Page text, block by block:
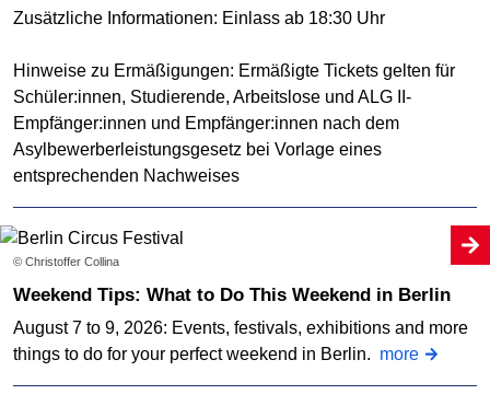
Zusätzliche Informationen: Einlass ab 18:30 Uhr
Hinweise zu Ermäßigungen: Ermäßigte Tickets gelten für
Schüler:innen, Studierende, Arbeitslose und ALG II-
Empfänger:innen und Empfänger:innen nach dem
Asylbewerberleistungsgesetz bei Vorlage eines
entsprechenden Nachweises
© Christoffer Collina
Weekend Tips: What to Do This Weekend in Berlin
August 7 to 9, 2026: Events, festivals, exhibitions and more
things to do for your perfect weekend in Berlin. more